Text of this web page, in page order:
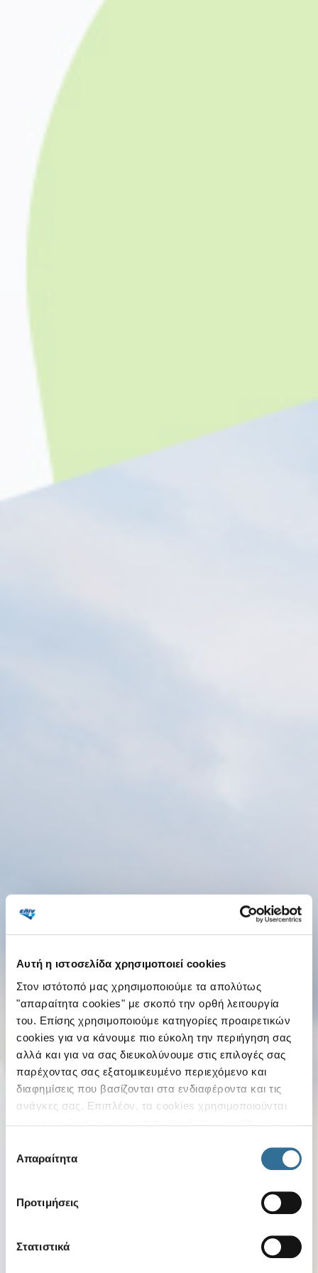
Αυτή η ιστοσελίδα χρησιμοποιεί cookies
Στον ιστότοπό μας χρησιµοποιούµε τα απολύτως
"απαραίτητα cookies" με σκοπό την ορθή λειτουργία
του. Επίσης χρησιμοποιούμε κατηγορίες προαιρετικών
cookies για να κάνουµε πιο εύκολη την περιήγηση σας
αλλά και για να σας διευκολύνουμε στις επιλογές σας
παρέχοντας σας εξατοµικευµένο περιεχόµενο και
διαφηµίσεις που βασίζονται στα ενδιαφέροντα και τις
ανάγκες σας. Επιπλέον, τα cookies χρησιµοποιούνται
παρέχουµε συνεχώς πληροφορίες και καλύτερες
υπηρεσίες στους χρήστες µας. Κατά την είσοδό σας
αποδεχθείτε όλα τα cookies ("αποδοχή όλων"), είτε να
απαραίτητα cookies ("Απόρριψη Όλων"), είτε να
επιλέξετε συγκεκριμένα cookies από τις κατηγορίες και
συγκατάθεσης
Απαραίτητα
Προτιμήσεις
Στατιστικά
«ώθηση» στο
περιβάλλον